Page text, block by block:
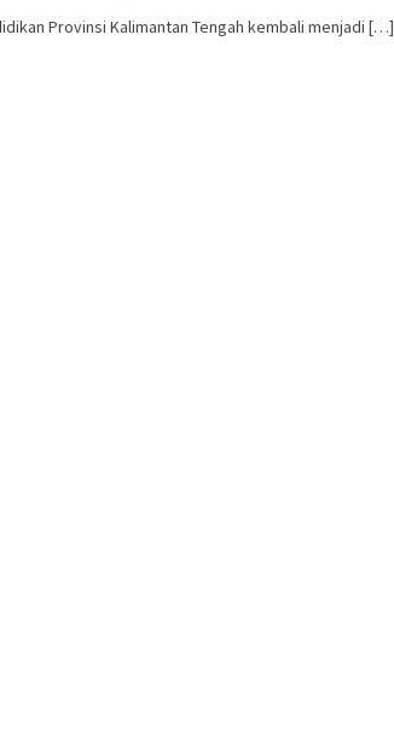
Provinsi Kalimantan Tengah kembali menjadi […]